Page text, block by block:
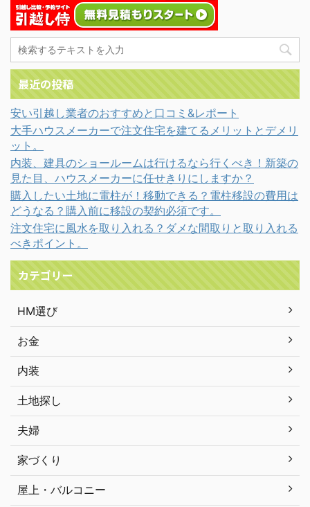
最近の投稿
安い引越し業者のおすすめと口コミ&レポート
大手ハウスメーカーで注文住宅を建てるメリットとデメリ
ット。
内装、建具のショールームは行けるなら行くべき！新築の
見た目、ハウスメーカーに任せきりにしますか？
購入したい土地に電柱が！移動できる？電柱移設の費用は
どうなる？購入前に移設の契約必須です。
注文住宅に風水を取り入れる？ダメな間取りと取り入れる
べきポイント。
カテゴリー
HM選び
お金
内装
土地探し
夫婦
家づくり
屋上・バルコニー